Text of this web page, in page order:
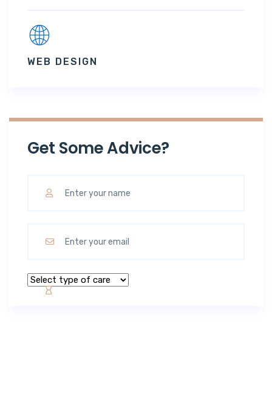
WEB DESIGN
Get Some Advice?